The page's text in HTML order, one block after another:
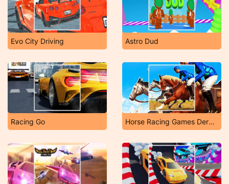
Evo City Driving Astro Dud
Racing Go Horse Racing Games Derby Riding Race 3D